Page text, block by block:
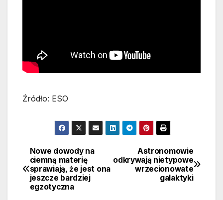
Źródło: ESO
Nawigacja
wpisu
Astronomowie
odkrywają nietypowe
wrzecionowate
galaktyki
Nowe dowody na
ciemną materię
sprawiają, że jest ona
jeszcze bardziej
egzotyczna